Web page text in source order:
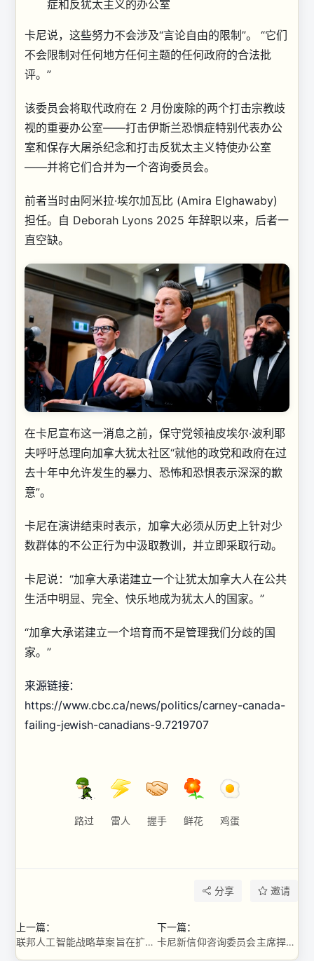
症和反犹太主义的办公室
卡尼说，这些努力不会涉及“言论自由的限制”。 “它们
不会限制对任何地方任何主题的任何政府的合法批
评。”
该委员会将取代政府在 2 月份废除的两个打击宗教歧
视的重要办公室——打击伊斯兰恐惧症特别代表办公
室和保存大屠杀纪念和打击反犹太主义特使办公室
——并将它们合并为一个咨询委员会。
前者当时由阿米拉·埃尔加瓦比 (Amira Elghawaby)
担任。自 Deborah Lyons 2025 年辞职以来，后者一
直空缺。
在卡尼宣布这一消息之前，保守党领袖皮埃尔·波利耶
夫呼吁总理向加拿大犹太社区“就他的政党和政府在过
去十年中允许发生的暴力、恐怖和恐惧表示深深的歉
意”。
卡尼在演讲结束时表示，加拿大必须从历史上针对少
数群体的不公正行为中汲取教训，并立即采取行动。
卡尼说：“加拿大承诺建立一个让犹太加拿大人在公共
生活中明显、完全、快乐地成为犹太人的国家。”
“加拿大承诺建立一个培育而不是管理我们分歧的国
家。”
来源链接：
https://www.cbc.ca/news/politics/carney-canada-
failing-jewish-canadians-9.7219707
路过 雷人 握手 鲜花 鸡蛋
分享 邀请
上一篇：
联邦人工智能战略草案旨在扩大采用范围，到 2031 年提供扫盲培训 ...
下一篇：
卡尼新信仰咨询委员会主席捍卫其职权和成员资格